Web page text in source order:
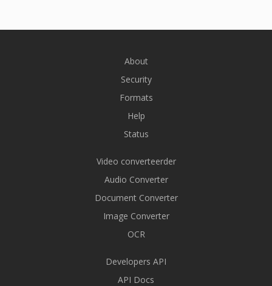
About
Security
Formats
Help
Status
Video converteerder
Audio Converter
Document Converter
Image Converter
OCR
Developers API
API Docs